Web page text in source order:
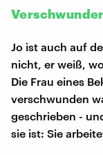
Jo ist auch auf
nicht, er weiß,
Die Frau eines
verschwunden
geschrieben -
sie ist: Sie